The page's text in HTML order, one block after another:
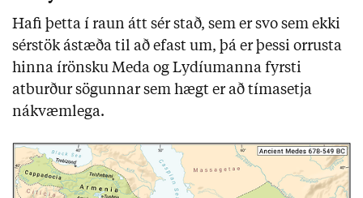
Hafi þetta í raun átt sér stað, sem er svo sem ekki
sérstök ástæða til að efast um, þá er þessi orrusta
hinna írönsku Meda og Lydíumanna fyrsti
atburður sögunnar sem hægt er að tímasetja
nákvæmlega.